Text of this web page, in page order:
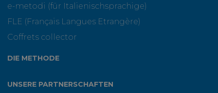
e-metodi (für Italienischsprachige)
FLE (Français Langues Etrangère)
Coffrets collector
DIE METHODE
UNSERE PARTNERSCHAFTEN